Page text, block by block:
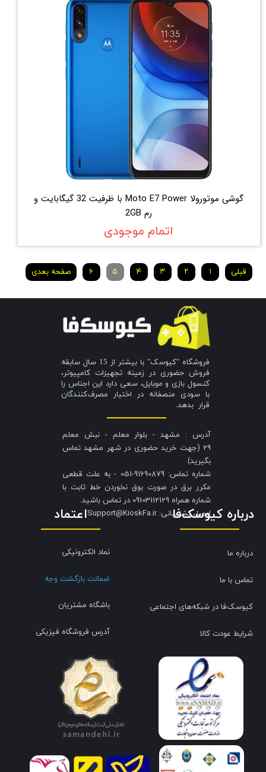
گوشی موتورولا Moto E7 Power با ظرفیت 32 گیگابایت و
رم 2GB
اتمام موجودی
قبلی ۱ ۲ ۳ ۴ ۵ ۶ صفحه بعدی
فروشگاه "کیوسک" با بیشتر از 15 سال سابقه
فروش حضوری در زمینه تجهیزات کامپیوتر،
کنسول بازی و موبایل، سعی دارد این اجناس را
با سودی منصفانه در اختیار مصرف‌کنندگان
قرار بدهد.
آدرس : مشهد - بلوار معلم - نبش معلم
29 (جهت خرید حضوری در شهر مشهد تماس
بگیرید)
شماره تماس: 91690879-051 - به علت قطعی
مکرر برق در صورت بوق نخوردن خط ثابت با
شماره همراه 09103112129 در تماس باشید.
​​​​​​​ایمیل پشتیبانی: Support@KioskFa.ir
اعتماد
نماد الکترونیکی
ضمانت بازگشت وجه
باشگاه مشتریان
آدرس فروشگاه فیزیکی
درباره کیوسک‌فا
درباره ما
تماس با ما
کیوسک‌فا در شبکه‌های اجتماعی
شرایط عودت کالا